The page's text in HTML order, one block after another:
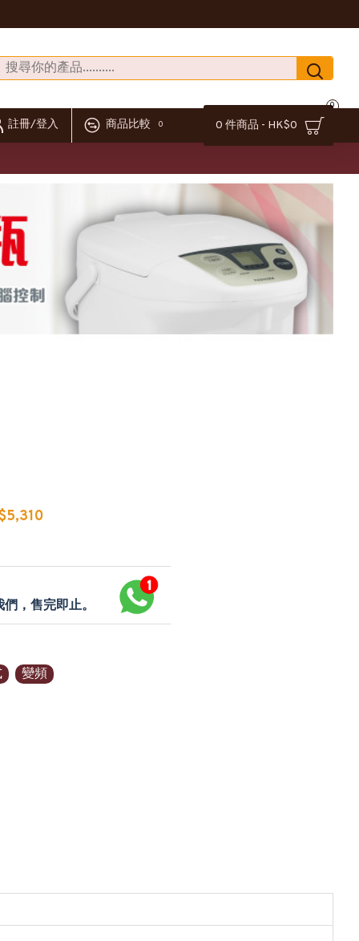
註冊/登入 商品比較 0 0 件商品 - HK$0
0
，售完即止。
變頻